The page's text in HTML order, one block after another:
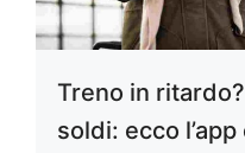
Treno in
soldi: ecco